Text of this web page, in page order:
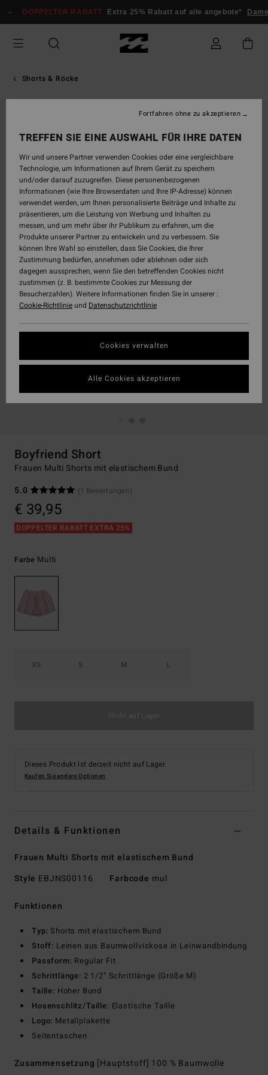
zur
springen
DOPPELTER RABATT Extra 25% Rabatt auf alle angebote* Damen
Shorts & Röcke
Boyfriend Short
Frauen Multi Shorts mit elastischem Bund
5.0
(1 Bewertungen)
€ 39,95
DOPPELTER RABATT EXTRA 25%
Farbe Multi
XS S M L
Dieses Produkt ist derzeit nicht auf Lager.
Kaufen Sie andere Optionen
Details & Funktionen
Frauen Multi Shorts mit elastischem Bund
Style EBJNS00116 Farbcode mul
Funktionen
Typ: Shorts mit elastischem Bund
Stoff: Leinen aus Baumwollviskose in Leinwandbindung
Passform: Regular Fit
Schrittlänge: 2 1/2" Schrittlänge (Größe M)
Taille: Hoher Bund
Hosenschlitz/Taille: Elastische Taille
Logo: Metallplakette
Seitentaschen
Zusammensetzung [Hauptstoff] 100 % Baumwolle
TREFFEN SIE EINE AUSWAHL FÜR IHRE DATEN
Wir und unsere Partner verwenden Cookies oder eine vergleichbare
Technologie, um Informationen auf Ihrem Gerät zu speichern
und/oder darauf zuzugreifen. Diese personenbezogenen
Informationen (wie Ihre Browserdaten und Ihre IP-Adresse) können
verwendet werden, um Ihnen personalisierte Beiträge und Inhalte zu
präsentieren, um die Leistung von Werbung und Inhalten zu
messen, und um mehr über ihr Publikum zu erfahren, um die
Produkte unserer Partner zu entwickeln und zu verbessern. Sie
können Ihre Wahl so einstellen, dass Sie Cookies, die Ihrer
Zustimmung bedürfen, annehmen oder ablehnen oder sich
dagegen aussprechen, wenn Sie den betreffenden Cookies nicht
zustimmen (z. B. bestimmte Cookies zur Messung der
Besucherzahlen). Weitere Informationen finden Sie in unserer :
Cookie-Richtlinieund Datenschutzrichtlinie
Cookies verwalten
Fortfahren ohne zu akzeptieren
Alle Cookies akzeptieren